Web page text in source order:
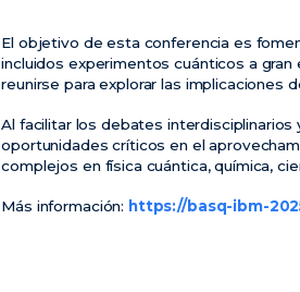
El objetivo de esta conferencia es
incluidos experimentos cuánticos a
reunirse para explorar las implicaciones
Al facilitar los debates
oportunidades críticos en el
complejos en física cuántica, química,
Más información: https://basq-ibm-